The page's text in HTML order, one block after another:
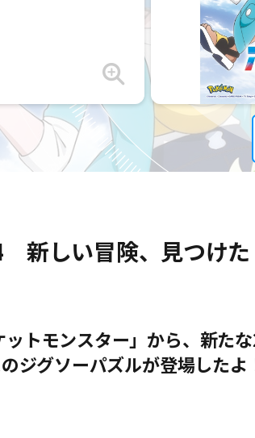
しい冒険、見つけた
トモンスター」から、新た
ジグソーパズルが登場したよ